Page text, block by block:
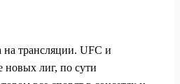
на трансляции. UFC и
лиг, по сути